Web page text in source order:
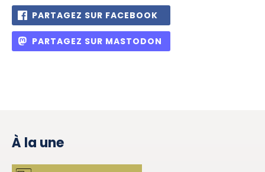
PARTAGEZ SUR FACEBOOK
PARTAGEZ SUR MASTODON
À la une